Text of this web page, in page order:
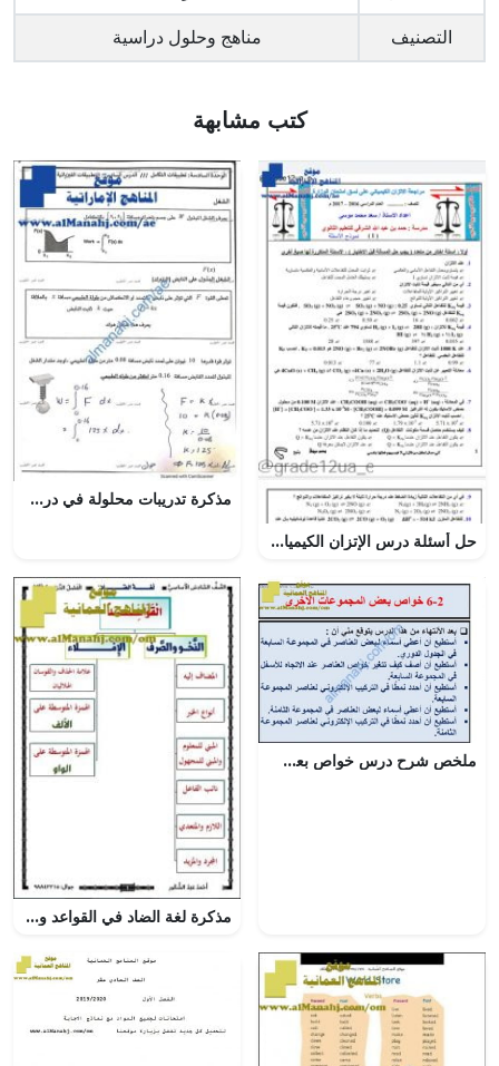
التصنيف مناهج وحلول دراسية
كتب مشابهة
حل أسئلة درس الإتزان الكيميائي ” إختبار من متعدد على نمط الوزارة”, (كيمياء) الثاني عشر العام
مذكرة تدريبات محلولة في درس التطبيقات الفيزيائية والهندسية من وحدة تطبيقات التكامل, (رياضيات) الثاني عشر المتقدم
ملخص شرح درس خواص بعض المجموعات الأخرى مع حل الأنشطة (علوم) الثامن
مذكرة لغة الضاد في القواعد والنحو والصرف والإملاء (نسخة) (لغة عربية) السادس